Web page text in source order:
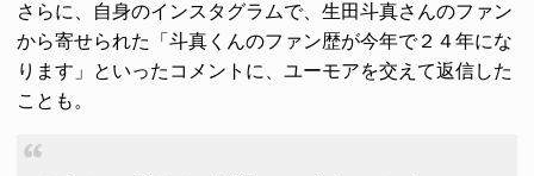
さらに、自身のインスタグラムで、生田斗真さんのファン
から寄せられた「斗真くんのファン歴が今年で２４年にな
ります」といったコメントに、ユーモアを交えて返信した
ことも。